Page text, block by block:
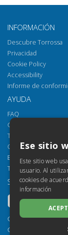
INFORMACIÓN
Descubre Torrossa
Privacidad
Cookie Policy
Accessibility
Informe de
AYUDA
FAQ
Cómo abrir los
Torrossa Reader
Opciones de acceso
Email:
Tel:
+39 055 5018800
SÍGUENOS
Copyright 2000-2026
Casalini Libri
Ese sitio
Este sitio web
usuario. Al
cookies de
información